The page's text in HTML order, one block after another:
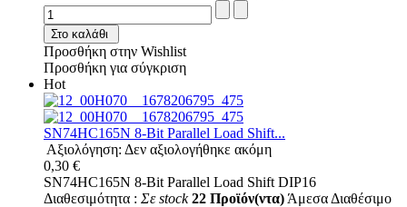
Στο καλάθι
Προσθήκη στην Wishlist
Προσθήκη για σύγκριση
Hot
SN74HC165N 8-Bit Parallel Load Shift...
Αξιολόγηση: Δεν αξιολογήθηκε ακόμη
0,30 €
SN74HC165N 8-Bit Parallel Load Shift DIP16
Διαθεσιμότητα : Σε stock 22 Προϊόν(ντα) Άμεσα Διαθέσιμο